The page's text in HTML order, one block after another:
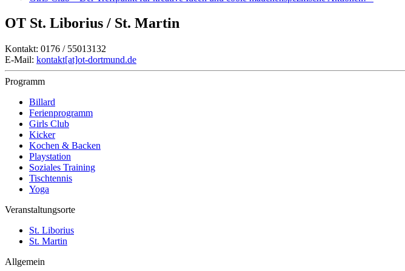
OT St. Liborius / St. Martin
Kontakt: 0176 / 55013132
E-Mail: kontakt[at]ot-dortmund.de
Programm
Billard
Ferienprogramm
Girls Club
Kicker
Kochen & Backen
Playstation
Soziales Training
Tischtennis
Yoga
Veranstaltungsorte
St. Liborius
St. Martin
Allgemein